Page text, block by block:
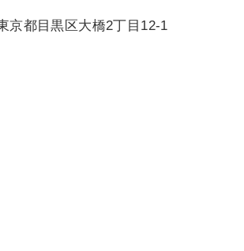
京都目黒区大橋2丁目12-1